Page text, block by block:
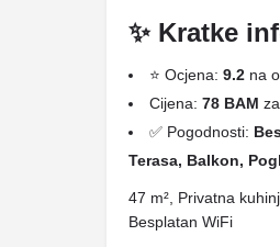
✨ Kratke
⭐ Ocjena: 9.2 na
Cijena: 78 BAM
✅ Pogodnosti:
Terasa, Balkon,
47 m², Privatna
Besplatan WiFi